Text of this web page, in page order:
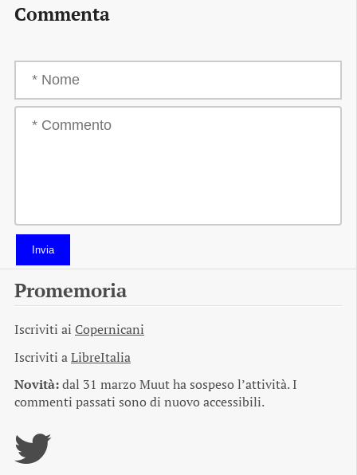
Commenta
Invia
Promemoria
Iscriviti ai Copernicani
Iscriviti aLibreItalia
Novità:dal 31 marzo Muut ha sospeso l’attività. I
commenti passati sono di nuovo accessibili.